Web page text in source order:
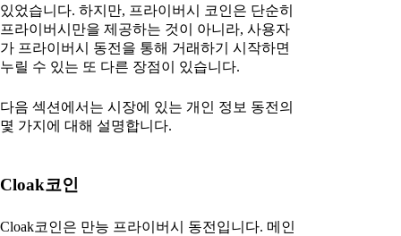
있었습니다. 하지만, 프라이버시 코인은 단순히
프라이버시만을 제공하는 것이 아니라, 사용자
가 프라이버시 동전을 통해 거래하기 시작하면
누릴 수 있는 또 다른 장점이 있습니다.
다음 섹션에서는 시장에 있는 개인 정보 동전의
몇 가지에 대해 설명합니다.
Cloak코인
Cloak코인은 만능 프라이버시 동전입니다. 메인